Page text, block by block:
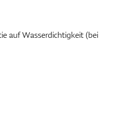
auf Wasserdichtigkeit (bei